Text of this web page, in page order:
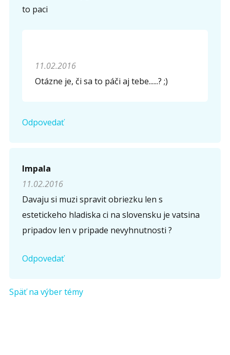
to paci
11.02.2016
Otázne je, či sa to páči aj tebe......? ;)
Odpovedať
Impala
11.02.2016
Davaju si muzi spravit obriezku len s
estetickeho hladiska ci na slovensku je vatsina
pripadov len v pripade nevyhnutnosti ?
Odpovedať
Späť na výber témy